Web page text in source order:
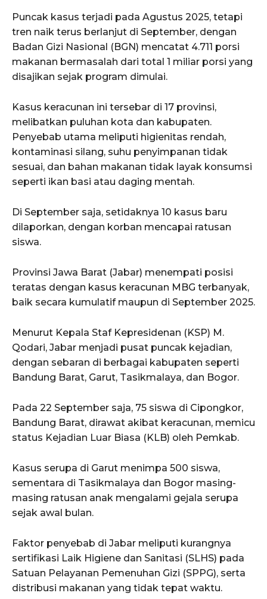
Puncak kasus terjadi pada Agustus 2025, tetapi
tren naik terus berlanjut di September, dengan
Badan Gizi Nasional (BGN) mencatat 4.711 porsi
makanan bermasalah dari total 1 miliar porsi yang
disajikan sejak program dimulai.
Kasus keracunan ini tersebar di 17 provinsi,
melibatkan puluhan kota dan kabupaten.
Penyebab utama meliputi higienitas rendah,
kontaminasi silang, suhu penyimpanan tidak
sesuai, dan bahan makanan tidak layak konsumsi
seperti ikan basi atau daging mentah.
Di September saja, setidaknya 10 kasus baru
dilaporkan, dengan korban mencapai ratusan
siswa.
Provinsi Jawa Barat (Jabar) menempati posisi
teratas dengan kasus keracunan MBG terbanyak,
baik secara kumulatif maupun di September 2025.
Menurut Kepala Staf Kepresidenan (KSP) M.
Qodari, Jabar menjadi pusat puncak kejadian,
dengan sebaran di berbagai kabupaten seperti
Bandung Barat, Garut, Tasikmalaya, dan Bogor.
Pada 22 September saja, 75 siswa di Cipongkor,
Bandung Barat, dirawat akibat keracunan, memicu
status Kejadian Luar Biasa (KLB) oleh Pemkab.
Kasus serupa di Garut menimpa 500 siswa,
sementara di Tasikmalaya dan Bogor masing-
masing ratusan anak mengalami gejala serupa
sejak awal bulan.
Faktor penyebab di Jabar meliputi kurangnya
sertifikasi Laik Higiene dan Sanitasi (SLHS) pada
Satuan Pelayanan Pemenuhan Gizi (SPPG), serta
distribusi makanan yang tidak tepat waktu.